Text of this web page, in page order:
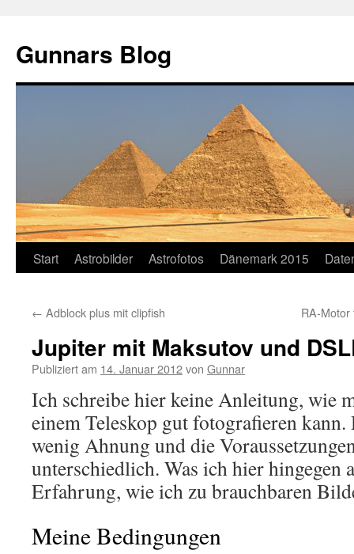
Gunnars Blog
Zum
springen
Start Astrobilder Astrofotos Dänemark 2015
← Adblock plus mit clipfish RA-
Jupiter mit Maksutov und
Publiziert am 14. Januar 2012von Gunnar
Ich schreibe hier keine Anleitung, wie
einem Teleskop gut fotografieren
wenig Ahnung und die
unterschiedlich. Was ich hier hingegen
Erfahrung, wie ich zu brauchbaren
Meine Bedingungen